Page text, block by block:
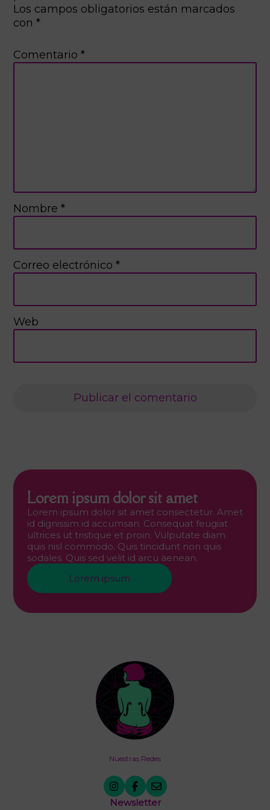
Los campos obligatorios están marcados
con *
Comentario *
Nombre *
Correo electrónico *
Web
Lorem ipsum dolor sit amet
Lorem ipsum dolor sit amet consectetur. Amet
id dignissim id accumsan. Consequat feugiat
ultrices ut tristique et proin. Vulputate diam
quis nisl commodo. Quis tincidunt non quis
sodales. Quis sed velit id arcu aenean.
Lorem ipsum
Nuestras Redes
Newsletter